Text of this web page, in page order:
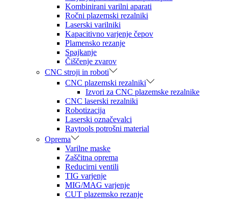
Kombinirani varilni aparati
Ročni plazemski rezalniki
Laserski varilniki
Kapacitivno varjenje čepov
Plamensko rezanje
Spajkanje
Čiščenje zvarov
CNC stroji in roboti
CNC plazemski rezalniki
Izvori za CNC plazemske rezalnike
CNC laserski rezalniki
Robotizacija
Laserski označevalci
Raytools potrošni material
Oprema
Varilne maske
Zaščitna oprema
Reducirni ventili
TIG varjenje
MIG/MAG varjenje
CUT plazemsko rezanje